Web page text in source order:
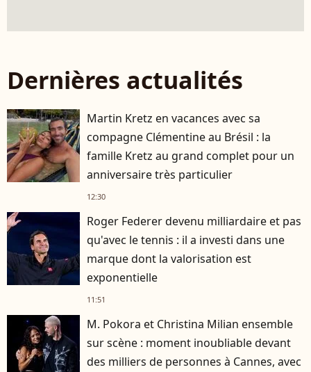
Dernières actualités
Martin Kretz en vacances avec sa
compagne Clémentine au Brésil : la
famille Kretz au grand complet pour un
anniversaire très particulier
12:30
Roger Federer devenu milliardaire et pas
qu'avec le tennis : il a investi dans une
marque dont la valorisation est
exponentielle
11:51
M. Pokora et Christina Milian ensemble
sur scène : moment inoubliable devant
des milliers de personnes à Cannes, avec